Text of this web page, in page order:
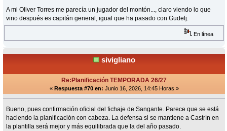
A mi Oliver Torres me parecía un jugador del montón..., claro viendo lo que
vino después es capitán general, igual que ha pasado con Gudelj.
En línea
sivigliano
Re:Planificación TEMPORADA 26/27
« Respuesta #70 en: Junio 16, 2026, 14:45 Horas »
Bueno, pues confirmación oficial del fichaje de Sangante. Parece que se está
haciendo la planificación con cabeza. La defensa si se mantiene a Castrín en
la plantilla será mejor y más equilibrada que la del año pasado.